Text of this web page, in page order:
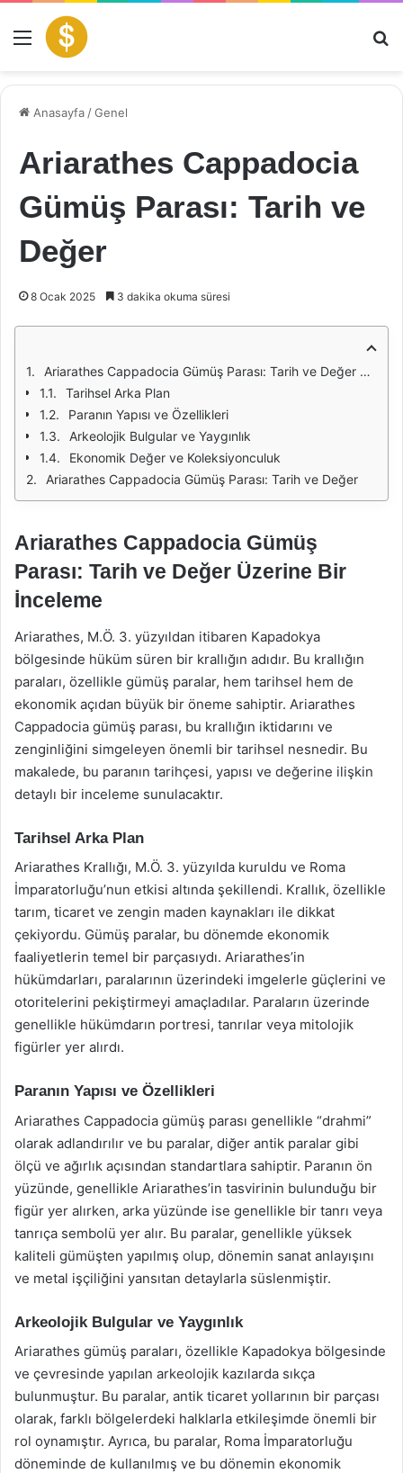
Menü
Anasayfa /Genel
Ariarathes Cappadocia
Gümüş Parası: Tarih ve
Değer
8 Ocak 2025 3 dakika okuma süresi
Ariarathes Cappadocia Gümüş Parası: Tarih ve Değer Üzerine Bir İnceleme
Tarihsel Arka Plan
Paranın Yapısı ve Özellikleri
Arkeolojik Bulgular ve Yaygınlık
Ekonomik Değer ve Koleksiyonculuk
Ariarathes Cappadocia Gümüş Parası: Tarih ve Değer
Ariarathes Cappadocia Gümüş
Parası: Tarih ve Değer Üzerine Bir
İnceleme
Ariarathes, M.Ö. 3. yüzyıldan itibaren Kapadokya
bölgesinde hüküm süren bir krallığın adıdır. Bu krallığın
paraları, özellikle gümüş paralar, hem tarihsel hem de
ekonomik açıdan büyük bir öneme sahiptir. Ariarathes
Cappadocia gümüş parası, bu krallığın iktidarını ve
zenginliğini simgeleyen önemli bir tarihsel nesnedir. Bu
makalede, bu paranın tarihçesi, yapısı ve değerine ilişkin
detaylı bir inceleme sunulacaktır.
Tarihsel Arka Plan
Ariarathes Krallığı, M.Ö. 3. yüzyılda kuruldu ve Roma
İmparatorluğu’nun etkisi altında şekillendi. Krallık, özellikle
tarım, ticaret ve zengin maden kaynakları ile dikkat
çekiyordu. Gümüş paralar, bu dönemde ekonomik
faaliyetlerin temel bir parçasıydı. Ariarathes’in
hükümdarları, paralarının üzerindeki imgelerle güçlerini ve
otoritelerini pekiştirmeyi amaçladılar. Paraların üzerinde
genellikle hükümdarın portresi, tanrılar veya mitolojik
figürler yer alırdı.
Paranın Yapısı ve Özellikleri
Ariarathes Cappadocia gümüş parası genellikle “drahmi”
olarak adlandırılır ve bu paralar, diğer antik paralar gibi
ölçü ve ağırlık açısından standartlara sahiptir. Paranın ön
yüzünde, genellikle Ariarathes’in tasvirinin bulunduğu bir
figür yer alırken, arka yüzünde ise genellikle bir tanrı veya
tanrıça sembolü yer alır. Bu paralar, genellikle yüksek
kaliteli gümüşten yapılmış olup, dönemin sanat anlayışını
ve metal işçiliğini yansıtan detaylarla süslenmiştir.
Arkeolojik Bulgular ve Yaygınlık
Ariarathes gümüş paraları, özellikle Kapadokya bölgesinde
ve çevresinde yapılan arkeolojik kazılarda sıkça
bulunmuştur. Bu paralar, antik ticaret yollarının bir parçası
olarak, farklı bölgelerdeki halklarla etkileşimde önemli bir
rol oynamıştır. Ayrıca, bu paralar, Roma İmparatorluğu
döneminde de kullanılmış ve bu dönemin ekonomik